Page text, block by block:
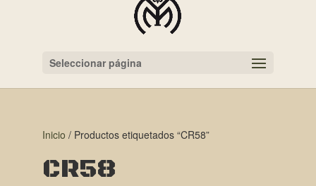
Seleccionar página
Inicio / Productos etiquetados “CR58”
CR58